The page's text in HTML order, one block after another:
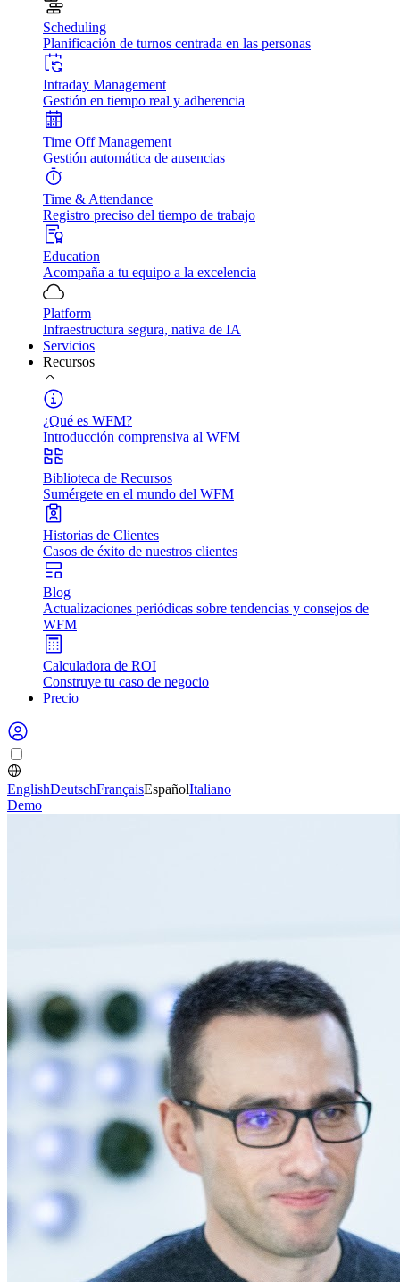
Scheduling
Planificación de turnos centrada en las personas
Intraday Management
Gestión en tiempo real y adherencia
Time Off Management
Gestión automática de ausencias
Time & Attendance
Registro preciso del tiempo de trabajo
Education
Acompaña a tu equipo a la excelencia
Platform
Infraestructura segura, nativa de IA
Servicios
Recursos
¿Qué es WFM?
Introducción comprensiva al WFM
Biblioteca de Recursos
Sumérgete en el mundo del WFM
Historias de Clientes
Casos de éxito de nuestros clientes
Blog
Actualizaciones periódicas sobre tendencias y consejos de
WFM
Calculadora de ROI
Construye tu caso de negocio
Precio
EnglishDeutschFrançaisEspañolItaliano
Demo